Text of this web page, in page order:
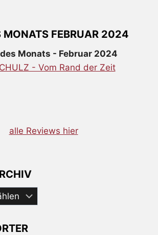
MONATS FEBRUAR 2024
Monats - Februar 2024
- Vom Rand der Zeit
alle Reviews hier